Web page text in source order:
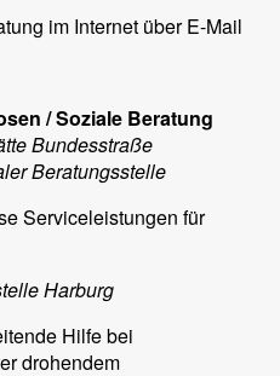
im Internet über E-Mail
/ Soziale Beratung
Bundesstraße
Beratungsstelle
Serviceleistungen für
Harburg
Hilfe bei
drohendem